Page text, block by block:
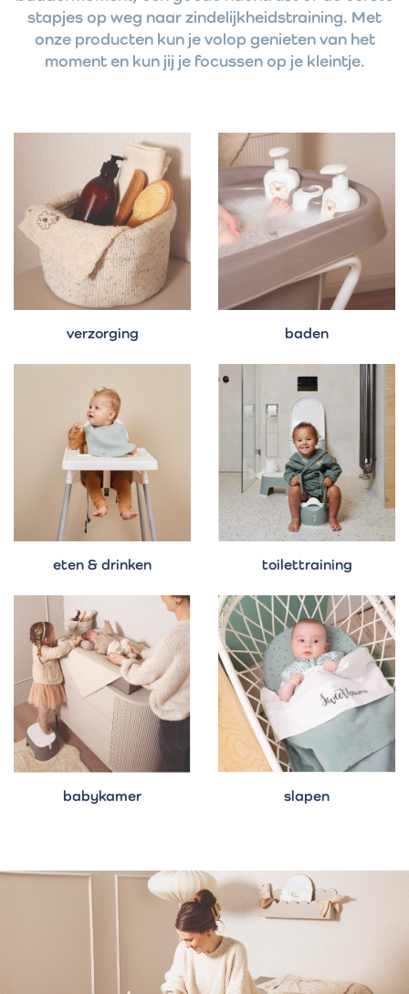
stapjes op weg naar zindelijkheidstraining. Met
onze producten kun je volop genieten van het
moment en kun jij je focussen op je kleintje.
verzorging baden
eten & drinken toilettraining
babykamer slapen